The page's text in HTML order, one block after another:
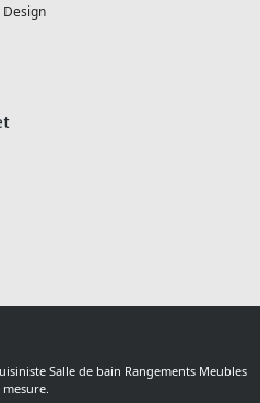
Salle de bain Rangements Meubles